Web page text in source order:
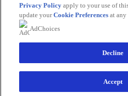
Datenschutzhinweis
Cookie-Informationen
Privacy Policy apply to your use of
update yourCookie Preferences at any
AdChoices
Decline
Accept